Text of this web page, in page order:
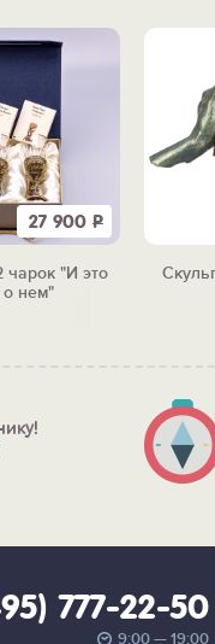
27 900 Р
чарок "И это
о нем"
777-22-50
9:00 — 19:00